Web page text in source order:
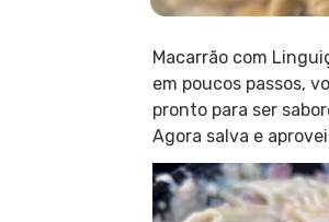
Macarrão com
em poucos passos,
pronto para ser
Agora salva e